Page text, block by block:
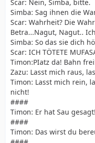
Scar: Nein, Simba, bitte.
Simba: Sag ihnen die
Scar: Wahrheit? Die
Betra...Nagut, Nagut..
Simba: So das sie dich
Scar: ICH TÖTETE
Timon:PIatz da! Bahn
Zazu: Lasst mich raus,
Timon: Lasst mich rein,
nicht!
####
Timon: Er hat Sau gesagt!
####
Timon: Das wirst du